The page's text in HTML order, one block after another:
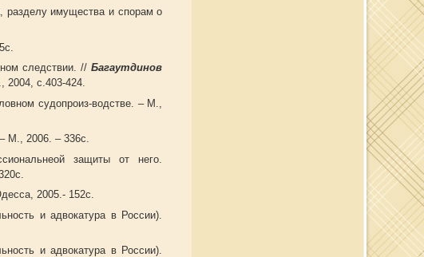
разделу имущества и спорам о
следствии. //Багаутдинов
2004, с.403-424.
судопроиз-водстве. – М.,
М., 2006. – 336с.
защиты от него.
2005.- 152с.
и адвокатура в России).
и адвокатура в России).